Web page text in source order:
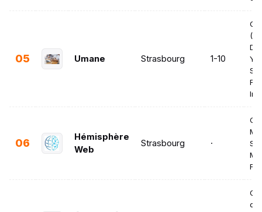
05 Umane Strasbourg 1-10
06
Hémisphère
Web
Strasbourg ·